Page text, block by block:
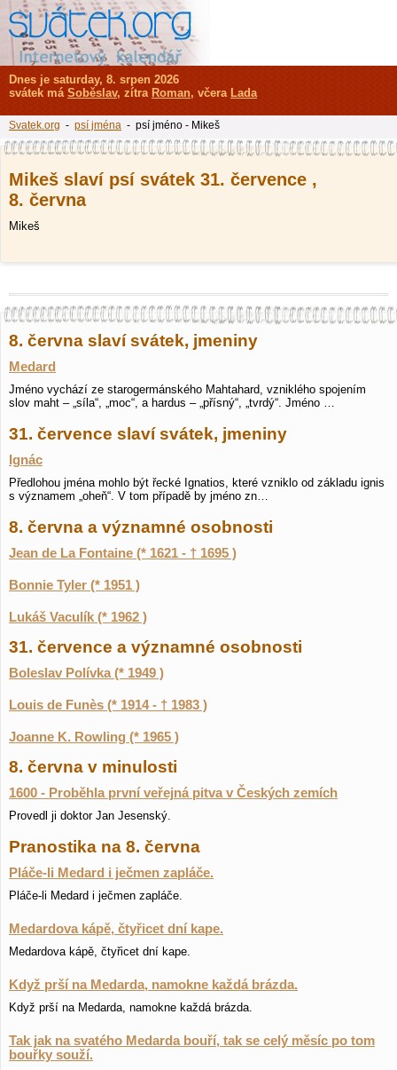
Mikeš slaví psí svátek 31. července ,
8. června
Mikeš
8. června slaví svátek, jmeniny
Medard
Jméno vychází ze starogermánského Mahtahard, vzniklého spojením
slov maht – „síla“, „moc“, a hardus – „přísný“, „tvrdý“. Jméno …
31. července slaví svátek, jmeniny
Ignác
Předlohou jména mohlo být řecké Ignatios, které vzniklo od základu ignis
s významem „oheň“. V tom případě by jméno zn…
8. června a významné osobnosti
Jean de La Fontaine (* 1621 - † 1695 )
Bonnie Tyler (* 1951 )
Lukáš Vaculík (* 1962 )
31. července a významné osobnosti
Boleslav Polívka (* 1949 )
Louis de Funès (* 1914 - † 1983 )
Joanne K. Rowling (* 1965 )
8. června v minulosti
1600 - Proběhla první veřejná pitva v Českých zemích
Provedl ji doktor Jan Jesenský.
Pranostika na 8. června
Pláče-li Medard i ječmen zapláče.
Pláče-li Medard i ječmen zapláče.
Medardova kápě, čtyřicet dní kape.
Medardova kápě, čtyřicet dní kape.
Když prší na Medarda, namokne každá brázda.
Když prší na Medarda, namokne každá brázda.
Tak jak na svatého Medarda bouří, tak se celý měsíc po tom
bouřky souží.
Dnes je saturday, 8. srpen 2026
svátek má Soběslav, zítra Roman, včera Lada
Svatek.org - psí jména - psí jméno - Mikeš